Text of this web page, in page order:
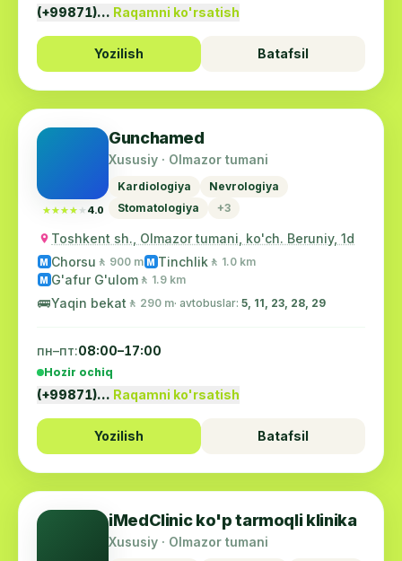
(+99871)… Raqamni ko'rsatish
Yozilish Batafsil
★★★★★
★★★★★ 4.0
Gunchamed
Xususiy · Olmazor tumani
Kardiologiya
Nevrologiya
Stomatologiya
+3
Toshkent sh., Olmazor tumani, ko'ch. Beruniy, 1d
M Chorsu 🚶 900 m M Tinchlik 🚶 1.0 km
M G'afur G'ulom 🚶 1.9 km
🚌Yaqin bekat 🚶 290 m· avtobuslar: 5, 11, 23, 28, 29
пн–пт:08:00–17:00
Hozir ochiq
(+99871)… Raqamni ko'rsatish
Yozilish Batafsil
iMedClinic ko'p tarmoqli klinika
Xususiy · Olmazor tumani